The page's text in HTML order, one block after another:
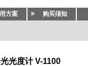
方案 购买须知
光度计 V-1100